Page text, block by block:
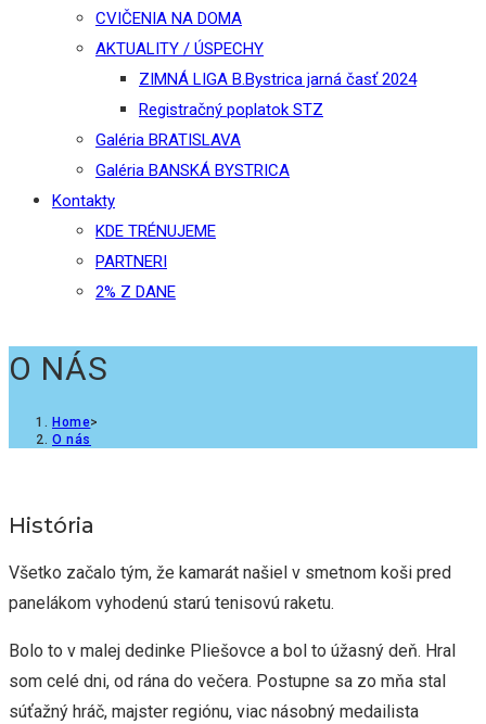
CVIČENIA NA DOMA
AKTUALITY / ÚSPECHY
ZIMNÁ LIGA B.Bystrica jarná časť 2024
Registračný poplatok STZ
Galéria BRATISLAVA
Galéria BANSKÁ BYSTRICA
Kontakty
KDE TRÉNUJEME
PARTNERI
2% Z DANE
O NÁS
Home>
O nás
História
Všetko začalo tým, že kamarát našiel v smetnom koši pred
panelákom vyhodenú starú tenisovú raketu.
Bolo to v malej dedinke Pliešovce a bol to úžasný deň. Hral
som celé dni, od rána do večera. Postupne sa zo mňa stal
súťažný hráč, majster regiónu, viac násobný medailista